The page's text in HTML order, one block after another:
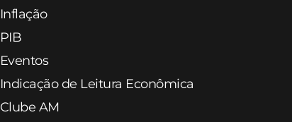
Inflação
PIB
Eventos
Indicação de Leitura Econômica
Clube AM